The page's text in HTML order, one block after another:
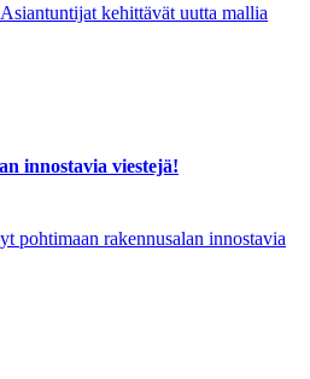
kehittävät uutta mallia
innostavia viestejä!
pohtimaan rakennusalan innostavia